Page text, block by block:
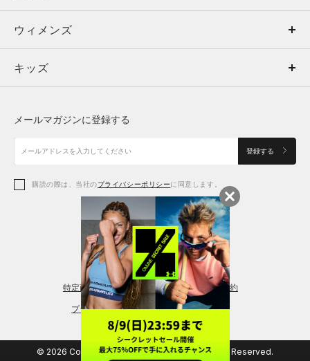
ウィメンズ
キッズ
アクセサリー
トップス
ボトムス
アクセサリー
ウィメンズ
トップス
シューズ
アクセサリー
レギンス＆タイツ
キッズ
シューズ
メールマガジンに登録する
登録する
購読の際は、当社のプライバシーポリシーに同意します。
特定商取引法に基づく通販の表記 会員規約
プライバシーポリシー
© 2026 Copyright DOME Corporation. All Rights Reserved.